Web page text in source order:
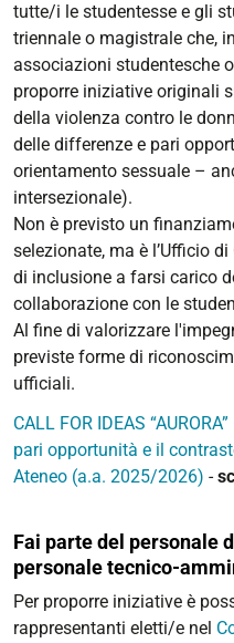
tutte/i le studentesse e gli
triennale o magistrale che,
associazioni studentesche
proporre iniziative originali
della violenza contro le
delle differenze e pari
orientamento sessuale –
intersezionale).
Non è previsto un
selezionate, ma è l’Ufficio
di inclusione a farsi carico
collaborazione con le
Al fine di valorizzare
previste forme di
ufficiali.
CALL FOR IDEAS
pari opportunità e il
Ateneo (a.a. 2025/2026) -
Fai parte del personale
personale tecnico-
Per proporre iniziative è
rappresentanti eletti/e nel